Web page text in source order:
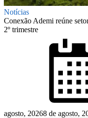
Notícias
Conexão Ademi reúne
2º trimestre
agosto, 20268 de agosto,